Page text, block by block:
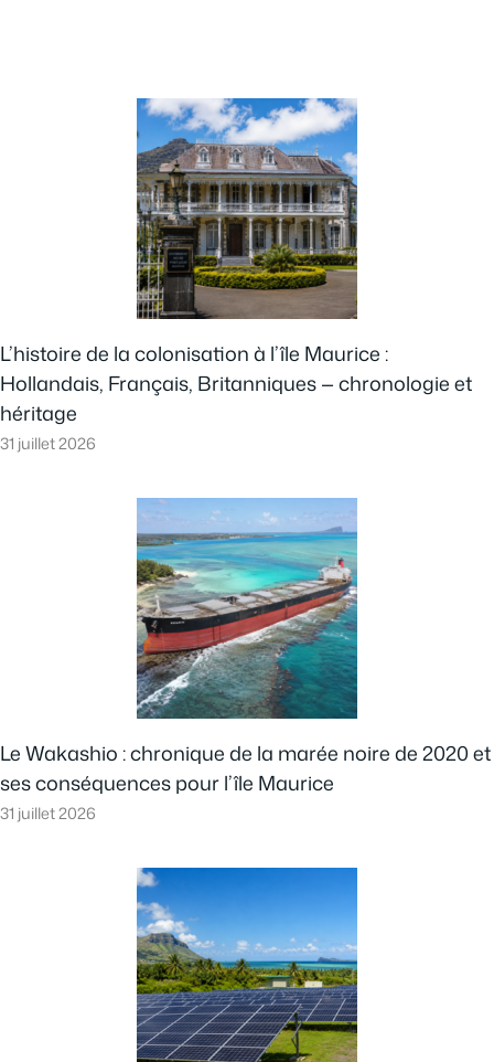
L’histoire de la colonisation à l’île Maurice :
Hollandais, Français, Britanniques — chronologie et
héritage
31 juillet 2026
Le Wakashio : chronique de la marée noire de 2020 et
ses conséquences pour l’île Maurice
31 juillet 2026